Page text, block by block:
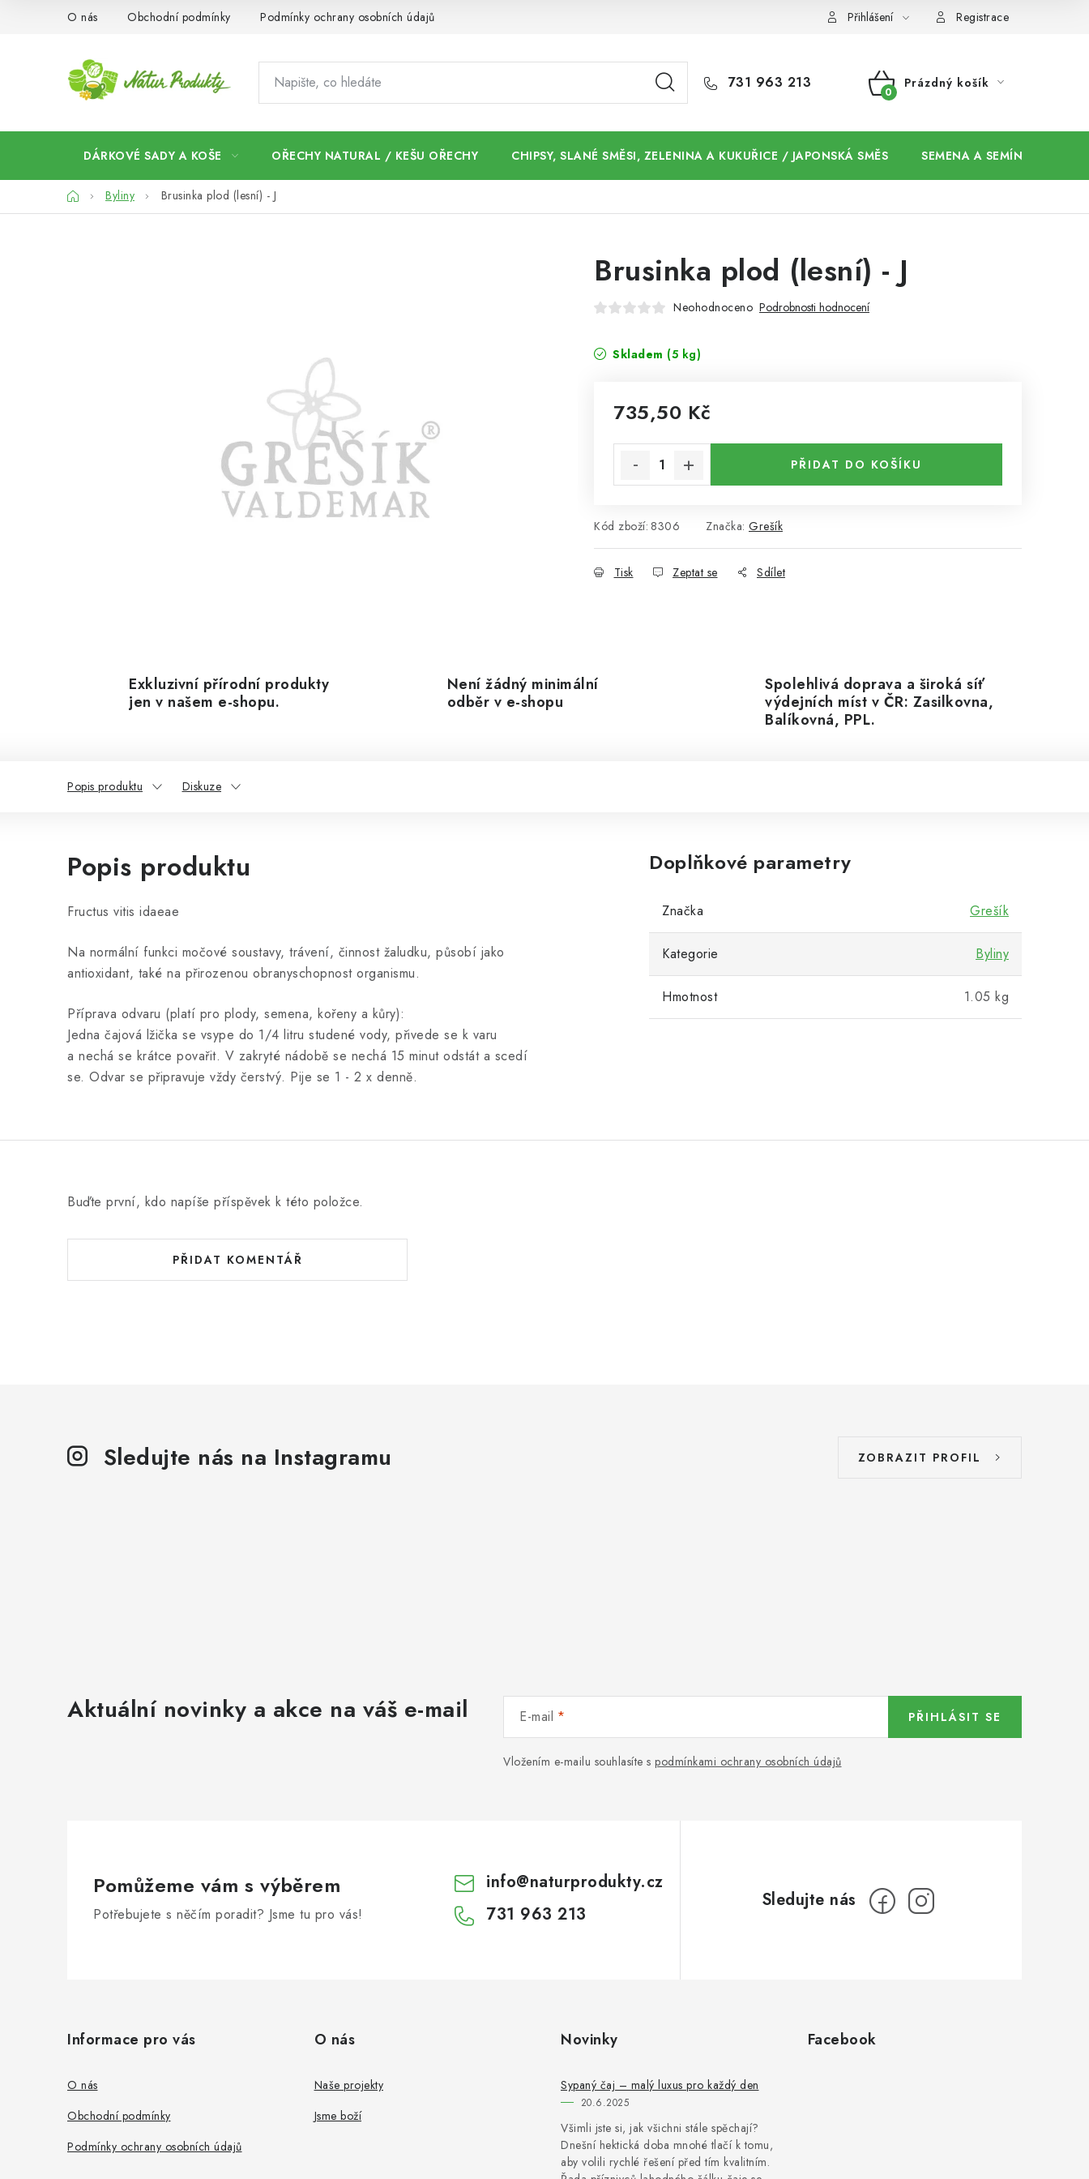
O nás Obchodní podmínky Podmínky ochrany osobních údajů Přihlášení Registrace
731 963 213
NÁKUPNÍ
Prázdný košík
DÁRKOVÉ SADY A KOŠE OŘECHY NATURAL / KEŠU OŘECHY CHIPSY, SLANÉ SMĚSI, ZELENINA A KUKUŘICE / JAPONSKÁ SMĚS SEMENA A SEMÍNKA / CHIA
DomůByliny Brusinka plod (lesní) - J
Brusinka plod (lesní) - J
Neohodnoceno Podrobnosti hodnocení
Skladem (5 kg)
735,50 Kč
PŘIDAT DO KOŠÍKU
Kód zboží: 8306 Značka: Grešík
Tisk Zeptat se Sdílet
Exkluzivní přírodní produkty
jen v našem e-shopu.
Není žádný minimální
odběr v e-shopu
Spolehlivá doprava a široká síť
výdejních míst v ČR: Zasilkovna,
Balíkovná, PPL.
Popis produktu Diskuze
Popis produktu
Fructus vitis idaeae
Na normální funkci močové soustavy, trávení, činnost žaludku, působí jako
antioxidant, také na přirozenou obranyschopnost organismu.
Příprava odvaru (platí pro plody, semena, kořeny a kůry):
Jedna čajová lžička se vsype do 1/4 litru studené vody, přivede se k varu
a nechá se krátce povařit. V zakryté nádobě se nechá 15 minut odstát a scedí
se. Odvar se připravuje vždy čerstvý. Pije se 1 - 2 x denně.
Doplňkové parametry
Značka Grešík
Kategorie Byliny
Hmotnost 1.05 kg
Buďte první, kdo napíše příspěvek k této položce.
PŘIDAT KOMENTÁŘ
Sledujte nás na Instagramu ZOBRAZIT PROFIL
Aktuální novinky a akce na váš e-mail E-mail
Vložením e-mailu souhlasíte s podmínkami ochrany osobních údajů
PŘIHLÁSIT SE
Pomůžeme vám s výběrem
Potřebujete s něčím poradit? Jsme tu pro vás!
info@naturprodukty.cz
731 963 213
Informace pro vás
O nás
Obchodní podmínky
Podmínky ochrany osobních údajů
O nás
Naše projekty
Jsme boží
Novinky
Sypaný čaj – malý luxus pro každý den
20.6.2025
Všimli jste si, jak všichni stále spěchají?
Dnešní hektická doba mnohé tlačí k tomu,
aby volili rychlé řešení před tím kvalitním.
Facebook